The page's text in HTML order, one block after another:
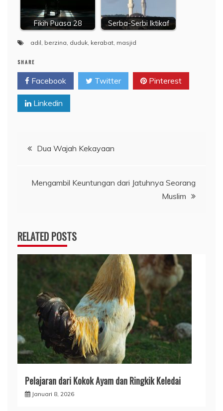
Fikih Puasa 28 Serba-Serbi Iktikaf
adil, berzina, duduk, kerabat, masjid
SHARE
Facebook Twitter Pinterest
Linkedin
Navigasi
Dua Wajah Kekayaan
Mengambil Keuntungan dari Jatuhnya Seorang
Muslim
RELATED POSTS
Pelajaran dari Kokok Ayam dan Ringkik Keledai
Januari 8, 2026